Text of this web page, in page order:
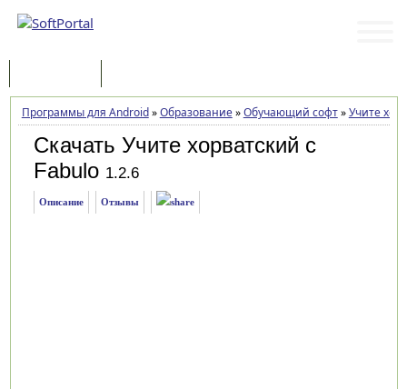
Программы для Android»Образование»Обучающий софт»Учите
Скачать Учите хорватский с
Fabulo 1.2.6
Описание Отзывы